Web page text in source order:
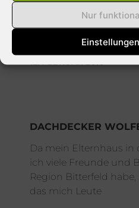
Nur
meisten
12. FEBRUAR 2010
DACHDECKER
Da mein Elternhaus in
ich viele Freunde und
Region Bitterfeld
das mich Leute